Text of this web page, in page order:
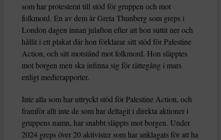
som har protesterat till stöd för gruppen och mot
folkmord. En av dem är Greta Thunberg som greps i
London dagen innan julafton efter att hon suttit ner och
hållit i ett plakat där hon förklarar sitt stöd för Palestine
Action, och sitt motstånd mot folkmord. Hon släpptes
mot borgen men ska infinna sig för rättegång i mars
enligt medierapporter.
Inte alla som har uttryckt stöd för Palestine Action, och
framför allt inte de som har deltagit i direkta aktioner i
gruppens namn, har snabbt släppts mot borgen. Under
2024 greps över 20 aktivister som har anklagats för att ha